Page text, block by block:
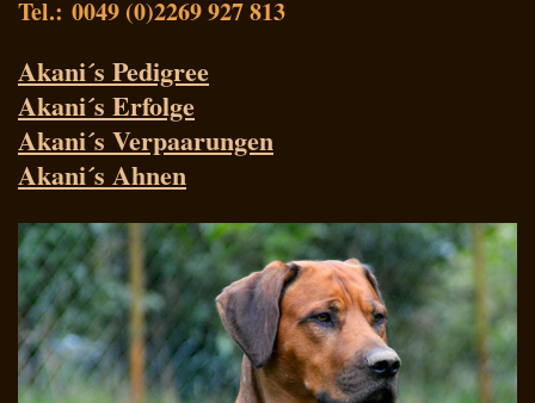
Tel.: 0049 (0)2269 927 813
Akani´s Pedigree
Akani´s Erfolge
Akani´s Verpaarungen
Akani´s Ahnen